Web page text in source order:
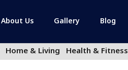
About Us Gallery Blog
Home & Living Health & Fitness